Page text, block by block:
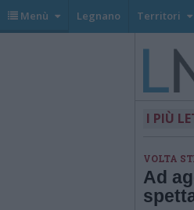
Menù Legnano Territori
I PIÙ
VOLTA
Ad